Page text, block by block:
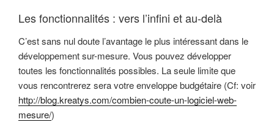
Les fonctionnalités : vers l’infini et au-delà
C’est sans nul doute l’avantage le plus intéressant dans le
développement sur-mesure. Vous pouvez développer
toutes les fonctionnalités possibles. La seule limite que
vous rencontrerez sera votre enveloppe budgétaire (Cf: voir
http://blog.kreatys.com/combien-coute-un-logiciel-web-
mesure/)